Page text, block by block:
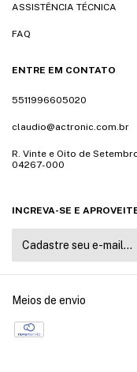
ASSISTÊNCIA TÉCNICA
FAQ
ENTRE EM CONTATO
5511996605020
claudio@actronic.com.br
R. Vinte e Oito de
04267-000
INCREVA-SE E
Meios de envio